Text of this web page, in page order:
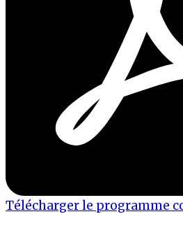
Télécharger le programme